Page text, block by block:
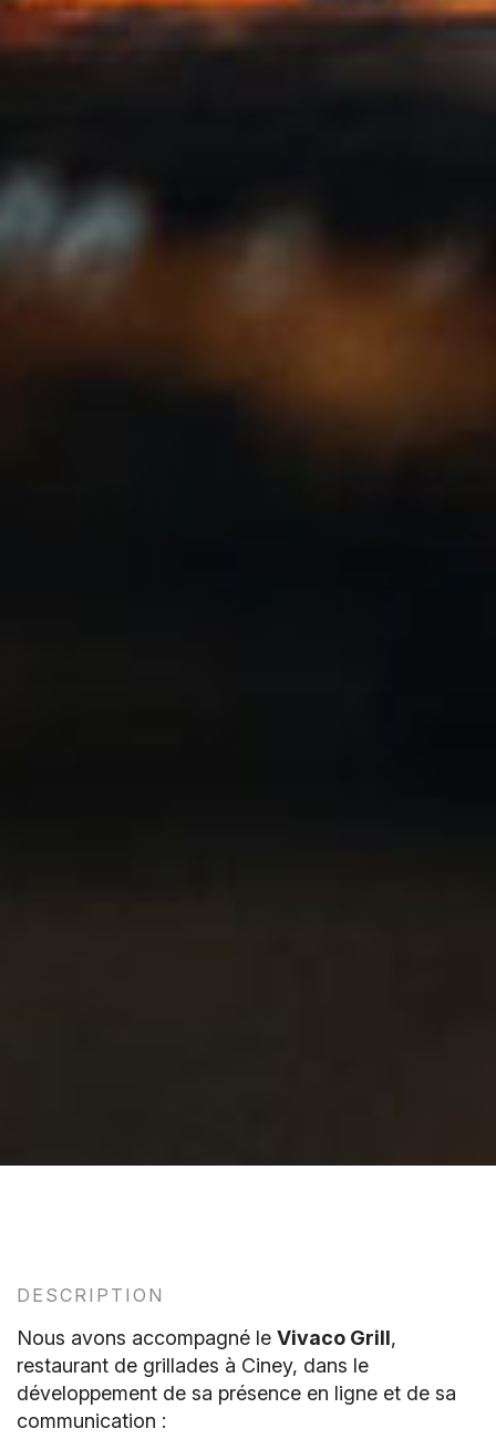
DESCRIPTION
Nous avons accompagné le Vivaco Grill,
restaurant de grillades à Ciney, dans le
développement de sa présence en ligne et de sa
communication :